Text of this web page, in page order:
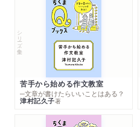
シリーズ・全集
苦手から始める作文教室
─文章が書けたらいいことはある？
津村記久子著